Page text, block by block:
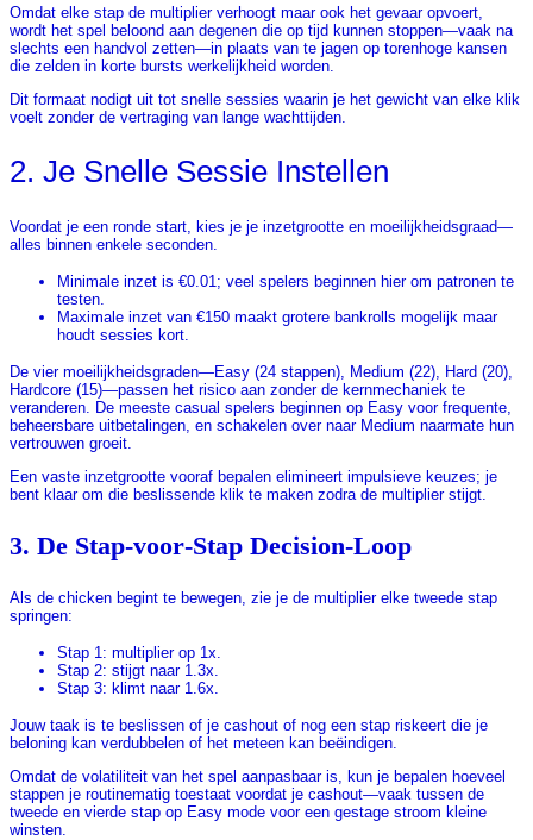
Omdat elke stap de multiplier verhoogt maar ook het gevaar opvoert,
wordt het spel beloond aan degenen die op tijd kunnen stoppen—vaak na
slechts een handvol zetten—in plaats van te jagen op torenhoge kansen
die zelden in korte bursts werkelijkheid worden.
Dit formaat nodigt uit tot snelle sessies waarin je het gewicht van elke klik
voelt zonder de vertraging van lange wachttijden.
2. Je Snelle Sessie Instellen
Voordat je een ronde start, kies je je inzetgrootte en moeilijkheidsgraad—
alles binnen enkele seconden.
Minimale inzet is €0.01; veel spelers beginnen hier om patronen te
testen.
Maximale inzet van €150 maakt grotere bankrolls mogelijk maar
houdt sessies kort.
De vier moeilijkheidsgraden—Easy (24 stappen), Medium (22), Hard (20),
Hardcore (15)—passen het risico aan zonder de kernmechaniek te
veranderen. De meeste casual spelers beginnen op Easy voor frequente,
beheersbare uitbetalingen, en schakelen over naar Medium naarmate hun
vertrouwen groeit.
Een vaste inzetgrootte vooraf bepalen elimineert impulsieve keuzes; je
bent klaar om die beslissende klik te maken zodra de multiplier stijgt.
3. De Stap‑voor‑Stap Decision‑Loop
Als de chicken begint te bewegen, zie je de multiplier elke tweede stap
springen:
Stap 1: multiplier op 1x.
Stap 2: stijgt naar 1.3x.
Stap 3: klimt naar 1.6x.
Jouw taak is te beslissen of je cashout of nog een stap riskeert die je
beloning kan verdubbelen of het meteen kan beëindigen.
Omdat de volatiliteit van het spel aanpasbaar is, kun je bepalen hoeveel
stappen je routinematig toestaat voordat je cashout—vaak tussen de
tweede en vierde stap op Easy mode voor een gestage stroom kleine
winsten.